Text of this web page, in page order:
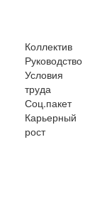
Коллектив
Руководство
Условия
труда
Соц.пакет
Карьерный
рост